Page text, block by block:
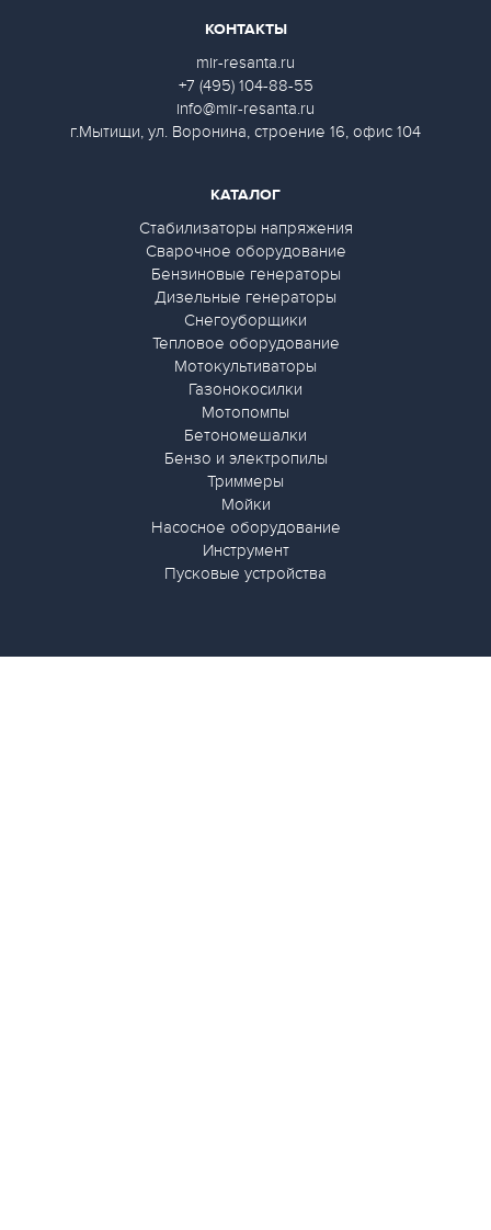
КАТАЛОГ
Стабилизаторы напряжения
Сварочное оборудование
Бензиновые генераторы
Дизельные генераторы
Снегоуборщики
Тепловое оборудование
Мотокультиваторы
Газонокосилки
Мотопомпы
Бетономешалки
Бензо и электропилы
Триммеры
Мойки
Насосное оборудование
Инструмент
Пусковые устройства
КОНТАКТЫ
mir-resanta.ru
+7 (495) 104-88-55
info@mir-resanta.ru
г.Мытищи, ул. Воронина, строение 16, офис 104